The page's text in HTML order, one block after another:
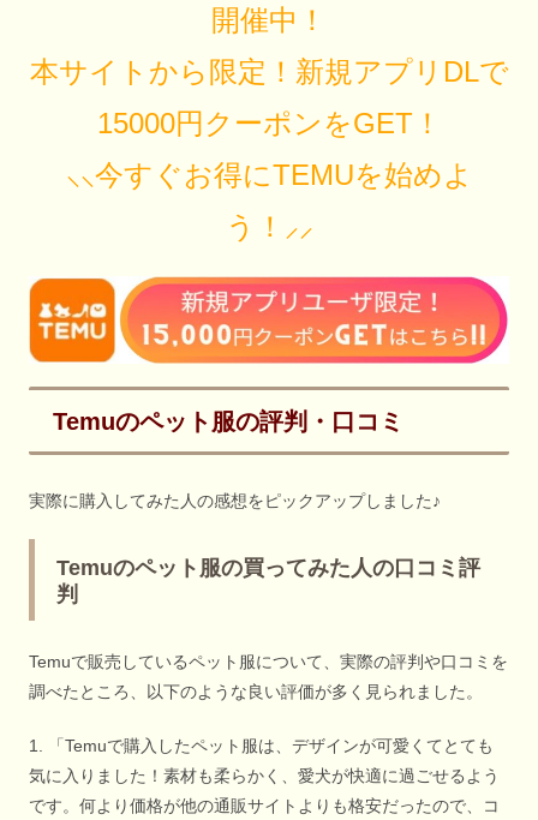
開催中！
本サイトから限定！新規アプリDLで
15000円クーポンをGET！
⸜⸜今すぐお得にTEMUを始めよ
う！⸝⸝
Temuのペット服の評判・口コミ
実際に購入してみた人の感想をピックアップしました♪
Temuのペット服の買ってみた人の口コミ評
判
Temuで販売しているペット服について、実際の評判や口コミを
調べたところ、以下のような良い評価が多く見られました。
1. 「Temuで購入したペット服は、デザインが可愛くてとても
気に入りました！素材も柔らかく、愛犬が快適に過ごせるよう
です。何より価格が他の通販サイトよりも格安だったので、コ